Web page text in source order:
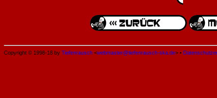
Copyright © 1998-18 by Tiefenrausch <webmaster@tiefenrausch-ska.de> •